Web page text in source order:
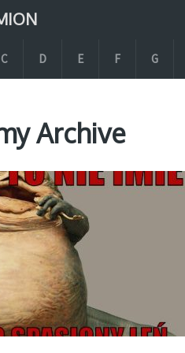
C D E F G
Archive